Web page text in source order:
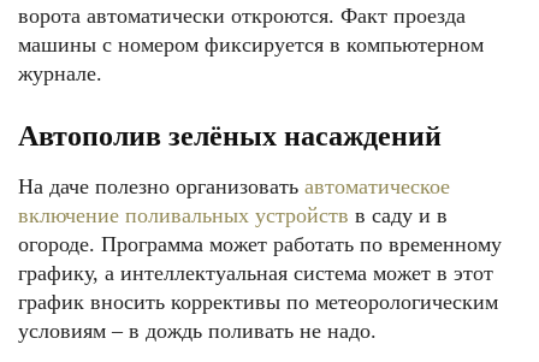
ворота автоматически откроются. Факт проезда
машины с номером фиксируется в компьютерном
журнале.
Автополив зелёных насаждений
На даче полезно организовать автоматическое
включение поливальных устройств в саду и в
огороде. Программа может работать по временному
графику, а интеллектуальная система может в этот
график вносить коррективы по метеорологическим
условиям – в дождь поливать не надо.